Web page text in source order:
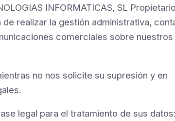
INFORMATICAS, SL
realizar la gestión administrativa,
comerciales sobre nuestros
no nos solicite su supresión y en
legal para el tratamiento de sus datos: